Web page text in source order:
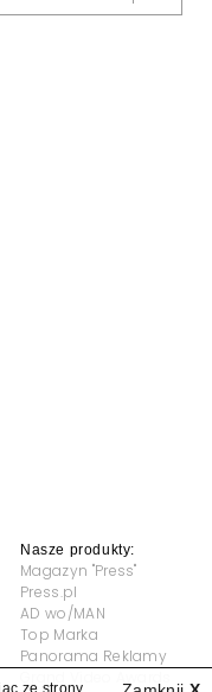
Nasze produkty:
Magazyn "Press"
Press.pl
AD wo/MAN
Top Marka
Panorama Reklamy
ze strony